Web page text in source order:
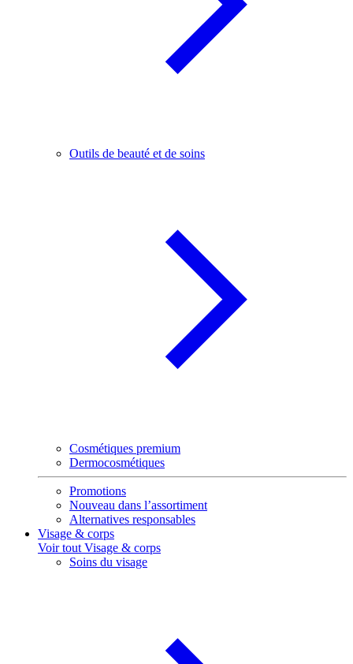
Outils de beauté et de soins
Cosmétiques premium
Dermocosmétiques
Promotions
Nouveau dans l’assortiment
Alternatives responsables
Visage & corps
Voir tout Visage & corps
Soins du visage